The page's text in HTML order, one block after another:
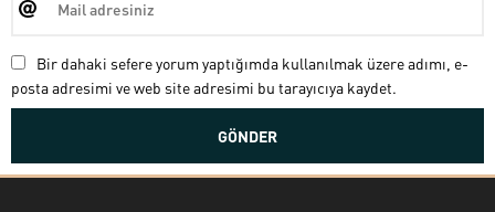
Bir dahaki sefere yorum yaptığımda kullanılmak üzere adımı, e-
posta adresimi ve web site adresimi bu tarayıcıya kaydet.